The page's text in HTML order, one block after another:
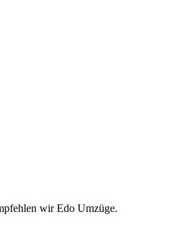
wir Edo Umzüge.